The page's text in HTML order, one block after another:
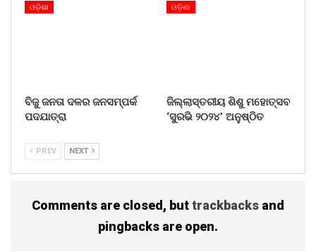
ଓଡ଼ିଶା
ବିଜୁ ଜନତା ଦଳର ଜନସମ୍ପର୍କ
ପଦଯାତ୍ରା
ଓଡ଼ିଶା
ଜିଲ୍ଲାସ୍ତରୀୟ ଶିଶୁ ମହୋତ୍ସବ
‘ସୁରଭି ୨୦୨୪’ ଅନୁଷ୍ଠିତ
PREV NEXT
Comments are closed, buttrackbacks and
pingbacks are open.